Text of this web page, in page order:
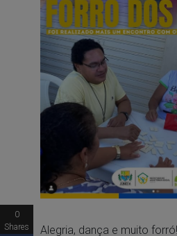
Alegria, dança e muito
0
Shares